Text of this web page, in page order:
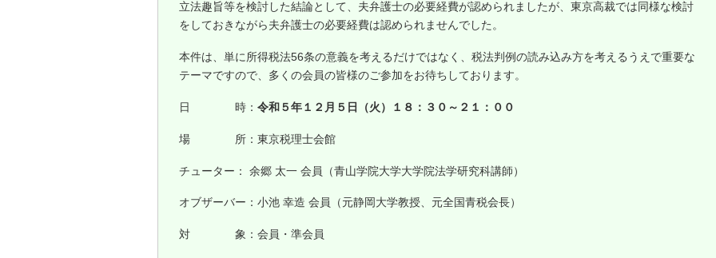
立法趣旨等を検討した結論として、夫弁護士の必要経費が認められましたが、東京高裁では同様な検討
をしておきながら夫弁護士の必要経費は認められませんでした。
本件は、単に所得税法56条の意義を考えるだけではなく、税法判例の読み込み方を考えるうえで重要な
テーマですので、多くの会員の皆様のご参加をお待ちしております。
日 時： 令和５年１２月５日（火）１８：３０～２１：００
場 所：東京税理士会館
チューター： 余郷 太一 会員（青山学院大学大学院法学研究科講師）
オブザーバー：小池 幸造 会員（元静岡大学教授、元全国青税会長）
対 象：会員・準会員